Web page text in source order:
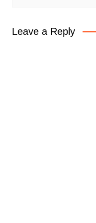
Leave a Reply